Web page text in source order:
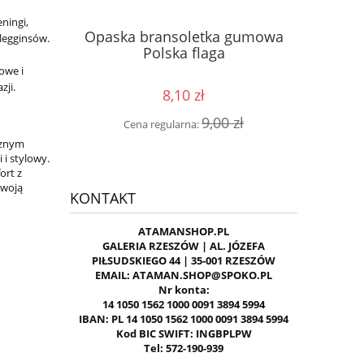
i
i stylowy.
z
Boże
Opaska bransoletka gumowa
Polska flaga
8,10 zł
Cena regularna:9,00 zł
KONTAKT
ATAMANSHOP.PL
GALERIA RZESZÓW | AL. JÓZEFA
PIŁSUDSKIEGO 44 | 35-001 RZESZÓW
EMAIL: ATAMAN.SHOP@SPOKO.PL
Nr konta:
14 1050 1562 1000 0091 3894 5994
IBAN: PL 14 1050 1562 1000 0091 3894 5994
Kod BIC SWIFT: INGBPLPW
Tel: 572-190-939